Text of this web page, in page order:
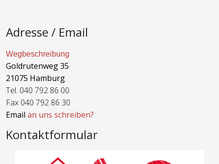
Adresse / Email
Wegbeschreibung
Goldrutenweg 35
21075 Hamburg
Tel. 040 792 86 00
Fax 040 792 86 30
Email an uns schreiben?
Kontaktformular